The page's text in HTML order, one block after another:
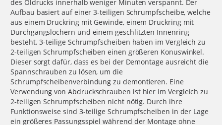
des Öldrucks innerhalb weniger Minuten verspannt. Der
Aufbau basiert auf einer 3-teiligen Schrumpfscheibe, welche
aus einem Druckring mit Gewinde, einem Druckring mit
Durchgangslöchern und einem geschlitzten Innenring
besteht. 3-teilige Schrumpfscheiben haben im Vergleich zu
2-teiligen Schrumpfscheiben einen größeren Konuswinkel.
Dieser sorgt dafür, dass es bei der Demontage ausreicht die
Spannschrauben zu lösen, um die
Schrumpfscheibenverbindung zu demontieren. Eine
Verwendung von Abdruckschrauben ist hier im Vergleich zu
2-teiligen Schrumpfscheiben nicht nötig. Durch ihre
Funktionsweise sind 3-teilige Schrumpfscheiben in der Lage
ein größeres Passungsspiel während der Montage ohne